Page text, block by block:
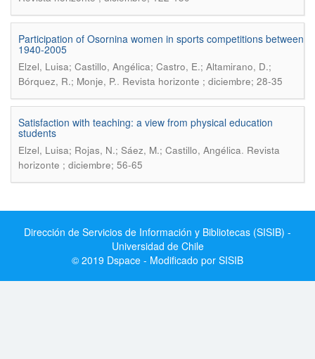
Participation of Osornina women in sports competitions between
1940-2005
Elzel, Luisa; Castillo, Angélica; Castro, E.; Altamirano, D.;
Bórquez, R.; Monje, P.. Revista horizonte ; diciembre; 28-35
Satisfaction with teaching: a view from physical education
students
Elzel, Luisa; Rojas, N.; Sáez, M.; Castillo, Angélica. Revista
horizonte ; diciembre; 56-65
Dirección de Servicios de Información y Bibliotecas (SISIB) -
Universidad de Chile
© 2019 Dspace - Modificado por SISIB